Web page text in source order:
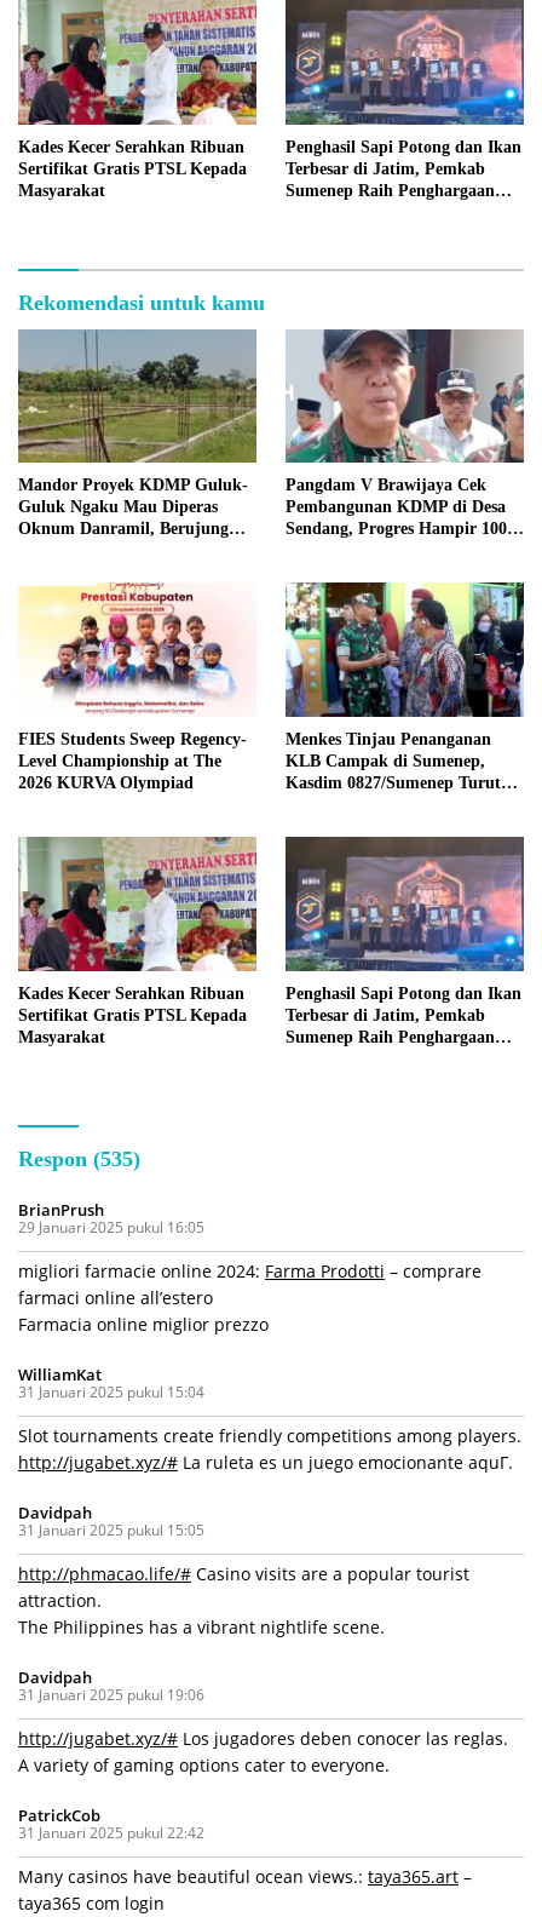
Kades Kecer Serahkan Ribuan
Sertifikat Gratis PTSL Kepada
Masyarakat
Penghasil Sapi Potong dan Ikan
Terbesar di Jatim, Pemkab
Sumenep Raih Penghargaan
Rekomendasi untuk kamu
Mandor Proyek KDMP Guluk-
Guluk Ngaku Mau Diperas
Oknum Danramil, Berujung
Pangdam V Brawijaya Cek
Pembangunan KDMP di Desa
Sendang, Progres Hampir 100
FIES Students Sweep Regency-
Level Championship at The
2026 KURVA Olympiad
Menkes Tinjau Penanganan
KLB Campak di Sumenep,
Kasdim 0827/Sumenep Turut
Kades Kecer Serahkan Ribuan
Sertifikat Gratis PTSL Kepada
Masyarakat
Penghasil Sapi Potong dan Ikan
Terbesar di Jatim, Pemkab
Sumenep Raih Penghargaan
Respon (535)
BrianPrush
29 Januari 2025 pukul 16:05
migliori farmacie online 2024: Farma Prodotti – comprare
farmaci online all’estero
Farmacia online miglior prezzo
WilliamKat
31 Januari 2025 pukul 15:04
Slot tournaments create friendly competitions among players.
http://jugabet.xyz/# La ruleta es un juego emocionante aquГ­.
Davidpah
31 Januari 2025 pukul 15:05
http://phmacao.life/# Casino visits are a popular tourist
attraction.
The Philippines has a vibrant nightlife scene.
Davidpah
31 Januari 2025 pukul 19:06
http://jugabet.xyz/# Los jugadores deben conocer las reglas.
A variety of gaming options cater to everyone.
PatrickCob
31 Januari 2025 pukul 22:42
Many casinos have beautiful ocean views.: taya365.art –
taya365 com login